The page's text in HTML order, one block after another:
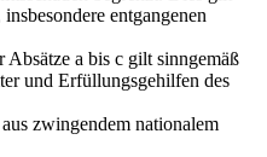
entgangenen
a bis c gilt sinngemäß
und Erfüllungsgehilfen des
zwingendem nationalem